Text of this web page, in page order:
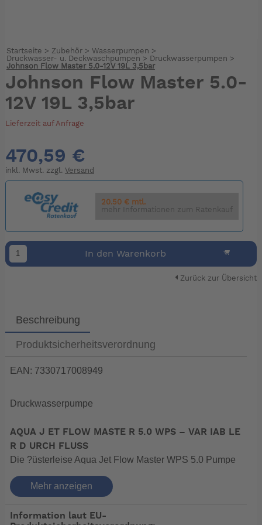
Startseite > Zubehör> Wasserpumpen >
Druckwasser- u. Deckwaschpumpen > Druckwasserpumpen >
Johnson Flow Master 5.0-12V 19L 3,5bar
Johnson Flow Master 5.0-
12V 19L 3,5bar
Lieferzeit auf Anfrage
470,59 €
inkl. Mwst. zzgl. Versand
20.50 € mtl.
mehr Informationen zum Ratenkauf
In den Warenkorb
Zurück zur Übersicht
Beschreibung
Produktsicherheitsverordnung
EAN: 7330717008949
Druckwasserpumpe
AQUA J ET FLOW MASTE R 5.0 WPS – VAR IAB LE
R D URCH FLUSS
Die ?üsterleise Aqua Jet Flow Master WPS 5.0 Pumpe
verfügt über eine hochmoderne Elektronik zur
automatischen Steuerung der Pumpendrehzahl. Der
an und gewährleistet einen sehr gleichmäßigen Durch?
Mehr anzeigen
Information laut EU-